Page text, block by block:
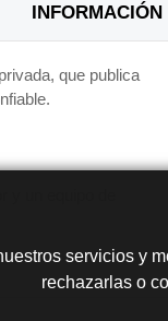
que publica
servicios y
rechazarlas o